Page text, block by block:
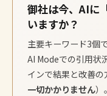
御社は今、AIに
いますか？
主要キーワード3
AI Modeでの引用状
インで結果と改善
一切かかりません）。